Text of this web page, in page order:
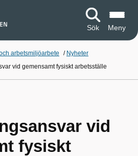
Sök Meny
arbetsmiljöarbete / Nyheter
vid gemensamt fysiskt arbetsställe
vid
fysiskt